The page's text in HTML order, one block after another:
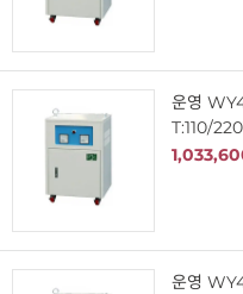
운영
T:110/
운영